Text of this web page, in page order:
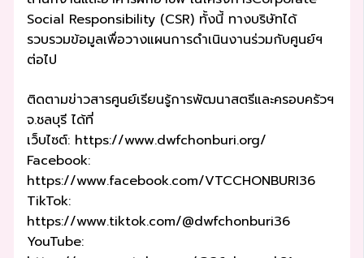
Social Responsibility (CSR) ทั้งนี้ ทางบริษัทได้
รวบรวมข้อมูลเพื่อวางแผนการดำเนินงานร่วมกับศูนย์ฯ
ต่อไป
ติดตามข่าวสารศูนย์เรียนรู้การพัฒนาสตรีและครอบครัวฯ
จ.ชลบุรี ได้ที่
เว็บไซต์: https://www.dwfchonburi.org/
Facebook:
https://www.facebook.com/VTCCHONBURI36
TikTok:
https://www.tiktok.com/@dwfchonburi36
YouTube: